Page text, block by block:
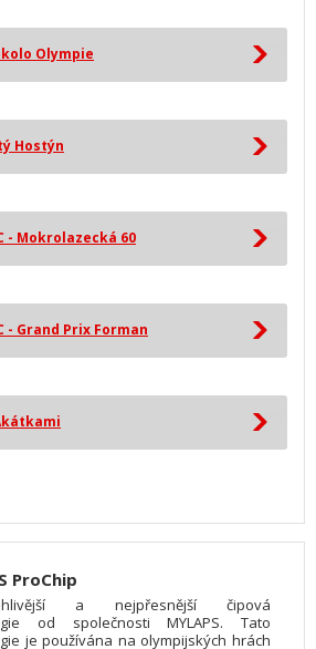
Olympie
Hostýn
- Mokrolazecká 60
- Grand Prix Forman
ProChip
a nejpřesnější čipová
od společnosti MYLAPS. Tato
je používána na olympijských hrách